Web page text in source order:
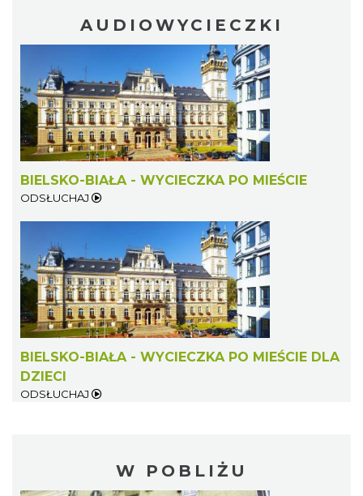
AUDIOWYCIECZKI
BIELSKO-BIAŁA - WYCIECZKA PO MIEŚCIE
ODSŁUCHAJ
BIELSKO-BIAŁA - WYCIECZKA PO MIEŚCIE DLA
DZIECI
ODSŁUCHAJ
W POBLIŻU